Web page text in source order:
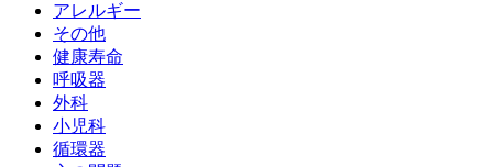
アレルギー
その他
健康寿命
呼吸器
外科
小児科
循環器